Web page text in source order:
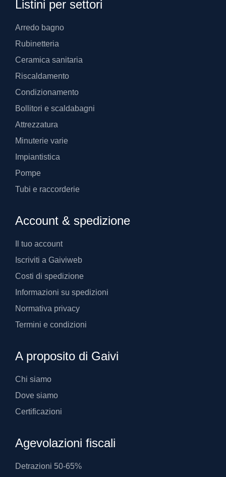
Listini per settori
Arredo bagno
Rubinetteria
Ceramica sanitaria
Riscaldamento
Condizionamento
Bollitori e scaldabagni
Attrezzatura
Minuterie varie
Impiantistica
Pompe
Tubi e raccorderie
Account & spedizione
Il tuo account
Iscriviti a Gaiviweb
Costi di spedizione
Informazioni su spedizioni
Normativa privacy
Termini e condizioni
A proposito di Gaivi
Chi siamo
Dove siamo
Certificazioni
Agevolazioni fiscali
Detrazioni 50-65%